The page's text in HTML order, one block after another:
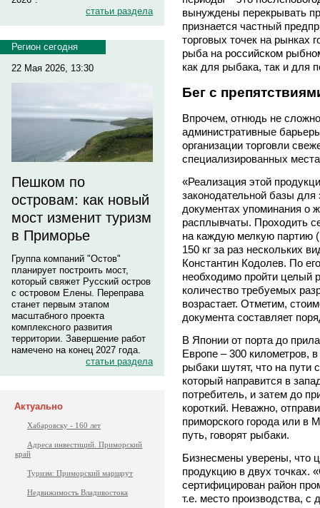
статьи раздела
Регион сегодня
22 Мая 2026, 13:30
Пешком по
островам: как новый
мост изменит туризм
в Приморье
Группа компаний "Остов"
планирует построить мост,
который свяжет Русский остров
с островом Елены. Переправа
станет первым этапом
масштабного проекта
комплексного развития
территории. Завершение работ
намечено на конец 2027 года.
статьи раздела
Актуально
Хабаровску - 160 лет
Адреса инвестиций. Приморский
край
Туризм: Приморский маршрут
Недвижимость Владивостока
вынуждены перекрывать
признается частный
торговых точек на рынках
рыба на российском
как для рыбака, так и для
Бег с
Впрочем, отнюдь не
административные
организации торговли
специализированных
«Реализация этой
законодательной базы
документах упоминания о
расплывчаты. Проходить
на каждую мелкую партию
150 кг за раз нескольких
Константин Кодолев. По
необходимо пройти целый
количество требуемых
возрастает. Отметим,
документа составляет
В Японии от порта до
Европе – 300 километров,
рыбаки шутят, что на пути
который направится в
потребитель, и затем до
короткий. Неважно,
приморского города или в
путь, говорят рыбаки.
Бизнесмены уверены, что
продукцию в двух точках.
сертифицирован район
т.е. место производства, с